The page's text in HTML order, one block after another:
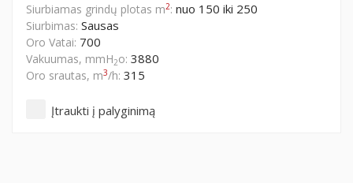
Siurbiamas grindų plotas m2: nuo 150 iki 250
Siurbimas: Sausas
Oro Vatai: 700
Vakuumas, mmH2o: 3880
Oro srautas, m3/h: 315
Įtraukti į palyginimą